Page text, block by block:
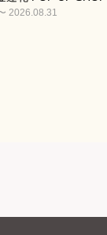
2026.08.31